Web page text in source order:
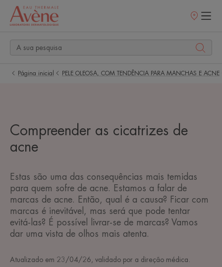
Pontos
Página inicial PELE OLEOSA, COM TENDÊNCIA PARA MANCHAS E ACNE
Compreender as cicatrizes de
acne
Estas são uma das consequências mais temidas
para quem sofre de acne. Estamos a falar de
marcas de acne. Então, qual é a causa? Ficar com
marcas é inevitável, mas será que pode tentar
evitá-las? É possível livrar-se de marcas? Vamos
dar uma vista de olhos mais atenta.
Atualizado em 23/04/26 , validado por a direção médica